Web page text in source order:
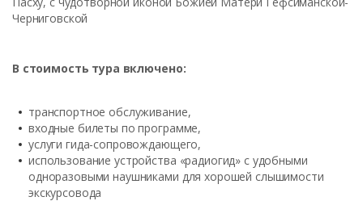
Черниговской
В стоимость тура включено:
транспортное обслуживание,
входные билеты по программе,
услуги гида-сопровождающего,
использование устройства «радиогид» с удобными
одноразовыми наушниками для хорошей слышимости
экскурсовода